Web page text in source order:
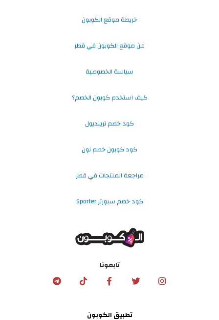
خريطة موقع الكوبون
عن موقع الكوبون في قطر
سياسة الخصوصية
كيف استخدم كوبون الخصم؟
كود خصم ترينديول
كود كوبون خصم نون
مراجعة المنتجات في قطر
كود خصم سبورتر Sporter
تابعونا
تطبيق الكوبون